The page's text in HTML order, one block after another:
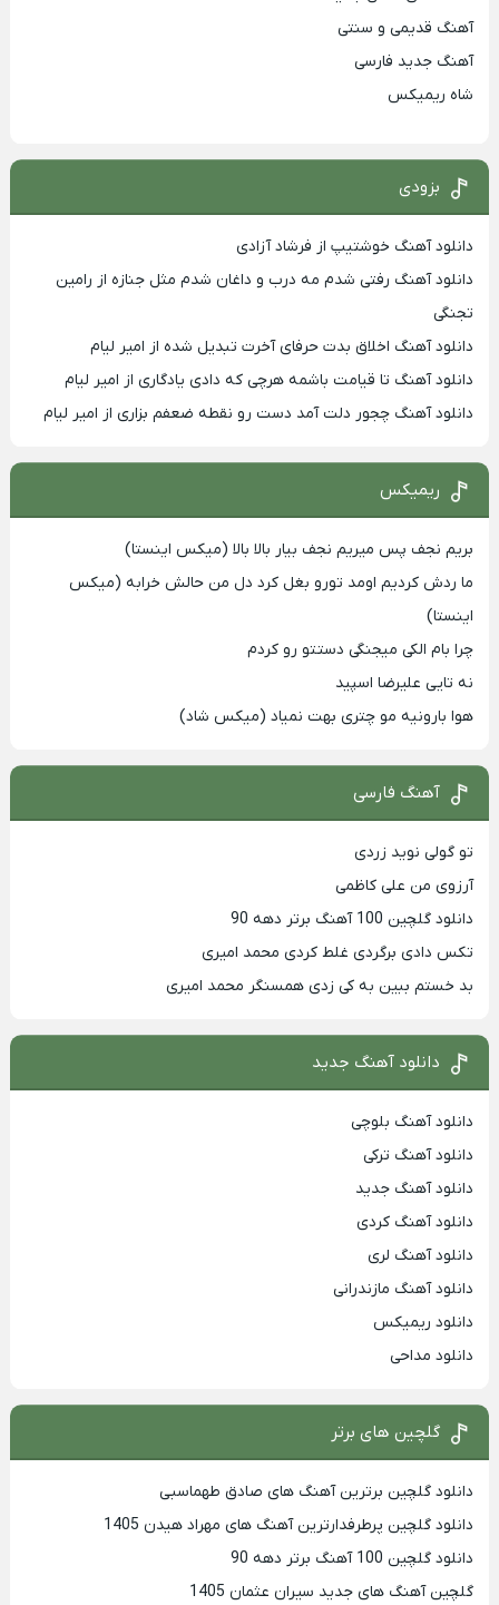
آهنگ قدیمی و سنتی
آهنگ جدید فارسی
شاه ریمیکس
بزودی
دانلود آهنگ خوشتیپ از فرشاد آزادی
دانلود آهنگ رفتی شدم مه درب و داغان شدم مثل جنازه از رامین
تجنگی
دانلود آهنگ اخلاق بدت حرفای آخرت تبدیل شده از امیر لیام
دانلود آهنگ تا قیامت باشمه هرچی که دادی یادگاری از امیر لیام
دانلود آهنگ چجور دلت آمد دست رو نقطه ضعفم بزاری از امیر لیام
ریمیکس
بریم نجف پس میریم نجف بیار بالا بالا (میکس اینستا)
ما ردش کردیم اومد تورو بغل کرد دل من حالش خرابه (میکس
اینستا)
چرا بام الکی میجنگی دستتو رو کردم
نه تایی علیرضا اسپید
هوا بارونیه مو چتری بهت نمیاد (میکس شاد)
آهنگ فارسی
تو گولی نوید زردی
آرزوی من علی کاظمی
دانلود گلچین 100 آهنگ برتر دهه 90
تکس دادی برگردی غلط کردی محمد امیری
بد خستم ببین به کی زدی همسنگر محمد امیری
دانلود آهنگ جدید
دانلود آهنگ بلوچی
دانلود آهنگ ترکی
دانلود آهنگ جدید
دانلود آهنگ کردی
دانلود آهنگ لری
دانلود آهنگ مازندرانی
دانلود ریمیکس
دانلود مداحی
گلچین های برتر
دانلود گلچین برترین آهنگ های صادق طهماسبی
دانلود گلچین پرطرفدارترین آهنگ های مهراد هیدن 1405
دانلود گلچین 100 آهنگ برتر دهه 90
گلچین آهنگ های جدید سیران عثمان 1405